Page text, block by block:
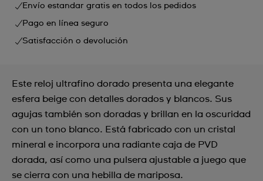
Envío estandar gratis en todos los pedidos
Pago en línea seguro
Satisfacción o devolución
Este reloj ultrafino dorado presenta una elegante
esfera beige con detalles dorados y blancos. Sus
agujas también son doradas y brillan en la oscuridad
con un tono blanco. Está fabricado con un cristal
mineral e incorpora una radiante caja de PVD
dorada, así como una pulsera ajustable a juego que
se cierra con una hebilla de mariposa.